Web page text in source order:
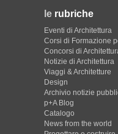
le rubriche
Eventi di Architettura
Corsi di Formazione
Concorsi di
Notizie di Architettura
Viaggi & Architetture
Design
Archivio notizie
p+A Blog
Catalogo
News from the world